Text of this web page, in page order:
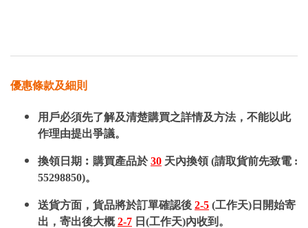
優惠條款及細則
用戶必須先了解及清楚購買之詳情及方法，不能以此
作理由提出爭議。
換領日期︰購買產品於30 天內換領 (請取貨前先致電 :
55298850)。
送貨方面，貨品將於訂單確認後 2-5 (工作天)日開始寄
出，寄出後大概2-7 日(工作天)內收到。